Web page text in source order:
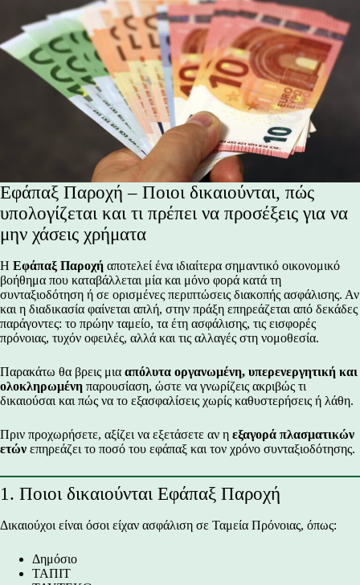
Εφάπαξ Παροχή – Ποιοι δικαιούνται, πώς
υπολογίζεται και τι πρέπει να προσέξεις για να
μην χάσεις χρήματα
Η Εφάπαξ Παροχή αποτελεί ένα ιδιαίτερα σημαντικό οικονομικό
βοήθημα που καταβάλλεται μία και μόνο φορά κατά τη
συνταξιοδότηση ή σε ορισμένες περιπτώσεις διακοπής ασφάλισης. Αν
και η διαδικασία φαίνεται απλή, στην πράξη επηρεάζεται από δεκάδες
παράγοντες: το πρώην ταμείο, τα έτη ασφάλισης, τις εισφορές
πρόνοιας, τυχόν οφειλές, αλλά και τις αλλαγές στη νομοθεσία.
Παρακάτω θα βρεις μια απόλυτα οργανωμένη, υπερενεργητική και
ολοκληρωμένη παρουσίαση, ώστε να γνωρίζεις ακριβώς τι
δικαιούσαι και πώς να το εξασφαλίσεις χωρίς καθυστερήσεις ή λάθη.
Πριν προχωρήσετε, αξίζει να εξετάσετε αν η εξαγορά πλασματικών
ετών επηρεάζει το ποσό του εφάπαξ και τον χρόνο συνταξιοδότησης.
1. Ποιοι δικαιούνται Εφάπαξ Παροχή
Δικαιούχοι είναι όσοι είχαν ασφάλιση σε Ταμεία Πρόνοιας, όπως:
Δημόσιο
ΤΑΠΙΤ